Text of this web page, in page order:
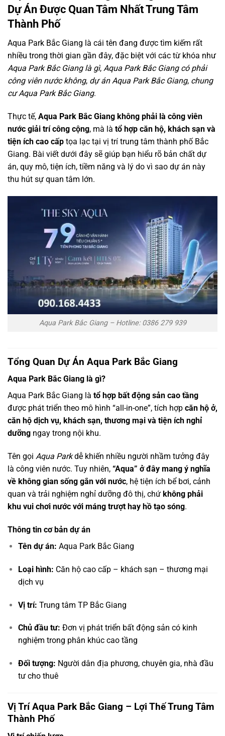
Dự Án Được Quan Tâm Nhất Trung Tâm
Thành Phố
Aqua Park Bắc Giang là cái tên đang được tìm kiếm rất
nhiều trong thời gian gần đây, đặc biệt với các từ khóa như
Aqua Park Bắc Giang là gì, Aqua Park Bắc Giang có phải
công viên nước không, dự án Aqua Park Bắc Giang, chung
cư Aqua Park Bắc Giang.
Thực tế, Aqua Park Bắc Giang không phải là công viên
nước giải trí công cộng, mà là tổ hợp căn hộ, khách sạn và
tiện ích cao cấp tọa lạc tại vị trí trung tâm thành phố Bắc
Giang. Bài viết dưới đây sẽ giúp bạn hiểu rõ bản chất dự
án, quy mô, tiện ích, tiềm năng và lý do vì sao dự án này
thu hút sự quan tâm lớn.
Aqua Park Bắc Giang – Hotline: 0386 279 939
Tổng Quan Dự Án Aqua Park Bắc Giang
Aqua Park Bắc Giang là gì?
Aqua Park Bắc Giang là tổ hợp bất động sản cao tầng
được phát triển theo mô hình “all-in-one”, tích hợp căn hộ ở,
căn hộ dịch vụ, khách sạn, thương mại và tiện ích nghỉ
dưỡng ngay trong nội khu.
Tên gọi Aqua Parkdễ khiến nhiều người nhầm tưởng đây
là công viên nước. Tuy nhiên, “Aqua” ở đây mang ý nghĩa
về không gian sống gắn với nước, hệ tiện ích bể bơi, cảnh
quan và trải nghiệm nghỉ dưỡng đô thị, chứ không phải
khu vui chơi nước với máng trượt hay hồ tạo sóng.
Thông tin cơ bản dự án
Tên dự án: Aqua Park Bắc Giang
Loại hình: Căn hộ cao cấp – khách sạn – thương mại
dịch vụ
Vị trí: Trung tâm TP Bắc Giang
Chủ đầu tư: Đơn vị phát triển bất động sản có kinh
nghiệm trong phân khúc cao tầng
Đối tượng: Người dân địa phương, chuyên gia, nhà đầu
tư cho thuê
Vị Trí Aqua Park Bắc Giang – Lợi Thế Trung Tâm
Thành Phố